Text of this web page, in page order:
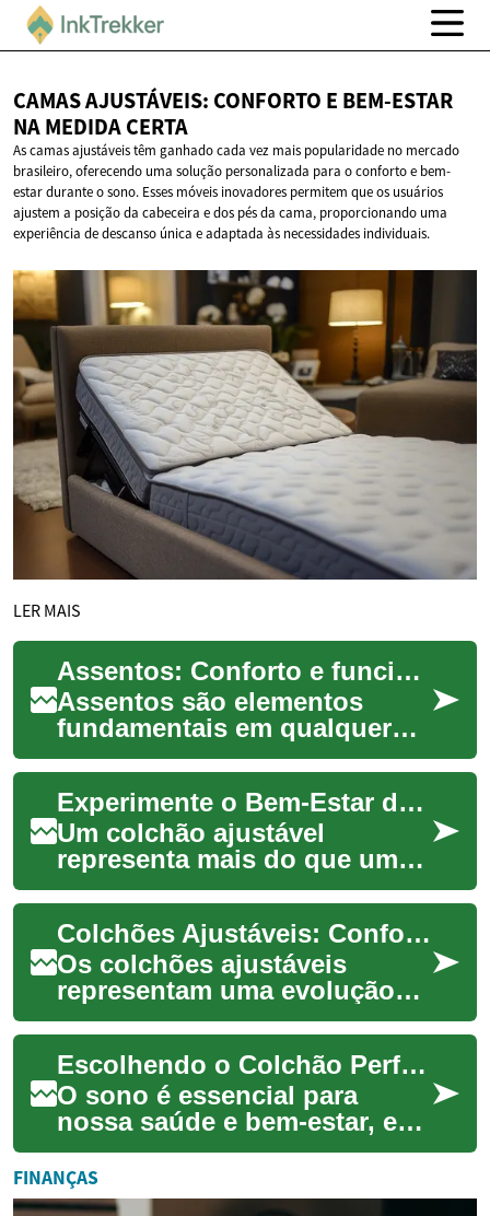
CAMAS AJUSTÁVEIS: CONFORTO E BEM-ESTAR
NAMEDIDA CERTA
As camas ajustáveis têm ganhado cada vez mais popularidade no mercado
brasileiro, oferecendo uma solução personalizada para o conforto e bem-
estar durante o sono. Esses móveis inovadores permitem que os usuários
ajustem a posição da cabeceira e dos pés da cama, proporcionando uma
experiência de descanso única e adaptada às necessidades individuais.
LER MAIS
Assentos: Conforto e funcionalidade em foco
Assentos são elementos
fundamentais em qualquer
ambiente, indo muito além de
simples peças de mobiliário.
Eles desemp...
Experimente o Bem-Estar de um Suporte Flexível
Um colchão ajustável
representa mais do que um
simples local para dormir; é
uma solução inovadora
projetada para otim...
Colchões Ajustáveis: Conforto Personalizado para Melhor Descanso
Os colchões ajustáveis
representam uma evolução
significativa na forma como
dormimos e descansamos.
Com a capacidade ...
Escolhendo o Colchão Perfeito: Um Guia Completo
O sono é essencial para
nossa saúde e bem-estar, e
um colchão de qualidade
desempenha um papel crucial
nesse processo...
FINANÇAS